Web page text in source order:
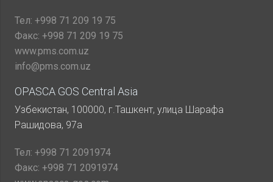
Тел: +998 71 209 19 75
Факс: +998 71 209 19 75
www.pms.com.uz
info@pms.com.uz
OPASCA GOS Central Asia
Узбекистан, 100000, г.Ташкент, улица Шарафа
Рашидова, 97а
Тел: +998 71 2091974
Факс: +998 71 2091974